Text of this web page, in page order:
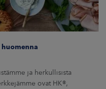
huomenna
ja herkullisista
ovat HK®,